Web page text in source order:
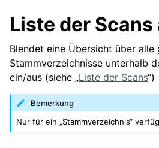
Liste der
Blendet eine Übersicht über alle
Stammverzeichnisse unterhalb
ein/aus (siehe „Liste der Scans“)
Bemerkung
Nur für ein „Stammverzeichnis“